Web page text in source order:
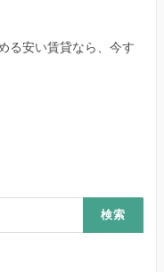
る安い賃貸なら、今す